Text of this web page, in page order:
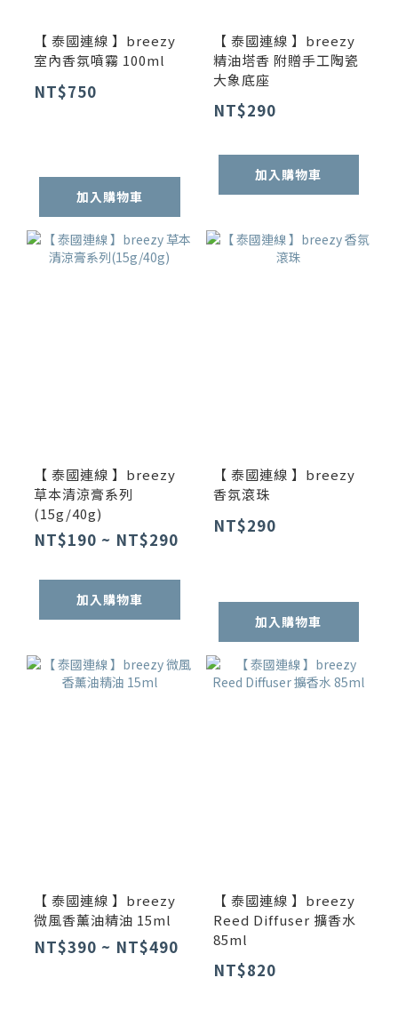
【 泰國連線 】breezy
室內香氛噴霧 100ml
NT$750
加入購物車
【 泰國連線 】breezy
精油塔香 附贈手工陶瓷
大象底座
NT$290
加入購物車
【 泰國連線 】breezy
草本清涼膏系列
(15g/40g)
NT$190 ~ NT$290
加入購物車
【 泰國連線 】breezy
香氛滾珠
NT$290
加入購物車
【 泰國連線 】breezy
微風香薰油精油 15ml
NT$390 ~ NT$490
【 泰國連線 】breezy
Reed Diffuser 擴香水
85ml
NT$820